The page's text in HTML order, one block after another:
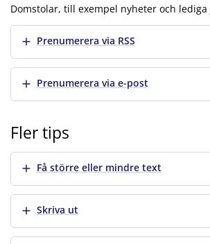
Domstolar, till exempel nyheter och lediga
Visa merPrenumerera via RSS
Visa merPrenumerera via e-post
Fler tips
Visa merFå större eller mindre text
Visa merSkriva ut